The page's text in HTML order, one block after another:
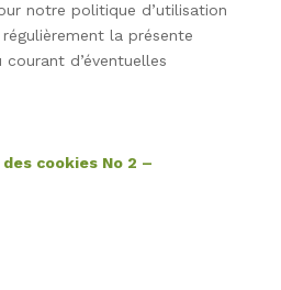
notre politique d’utilisation
la présente
d’éventuelles
cookies No2 –